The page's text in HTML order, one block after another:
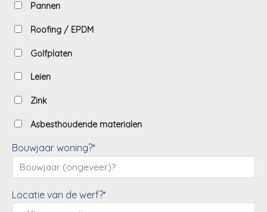
Pannen
Roofing / EPDM
Golfplaten
Leien
Zink
Asbesthoudende materialen
Bouwjaar woning?*
Locatie van de werf?*